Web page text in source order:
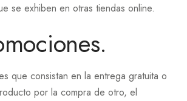
se exhiben en otras tiendas online.
que consistan en la entrega gratuita o
por la compra de otro, el